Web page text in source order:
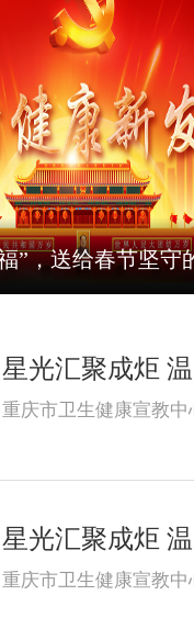
”，送给春节坚守
星光汇聚成炬
重庆市卫生健康宣教中
星光汇聚成炬
重庆市卫生健康宣教中